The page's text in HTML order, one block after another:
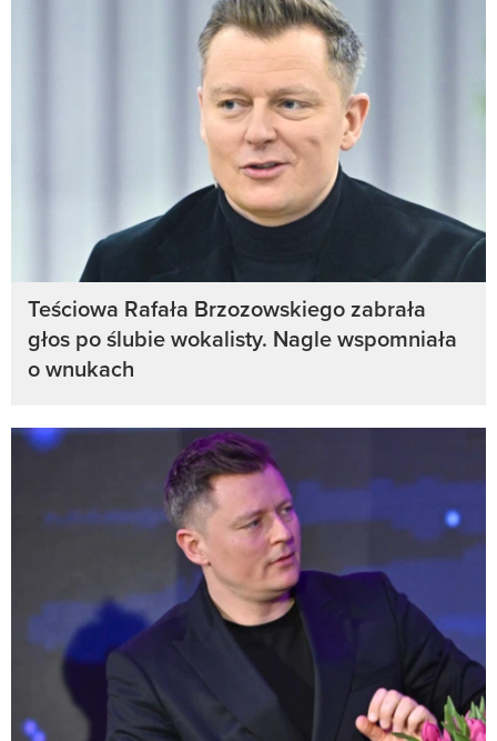
Teściowa Rafała Brzozowskiego zabrała
głos po ślubie wokalisty. Nagle wspomniała
o wnukach